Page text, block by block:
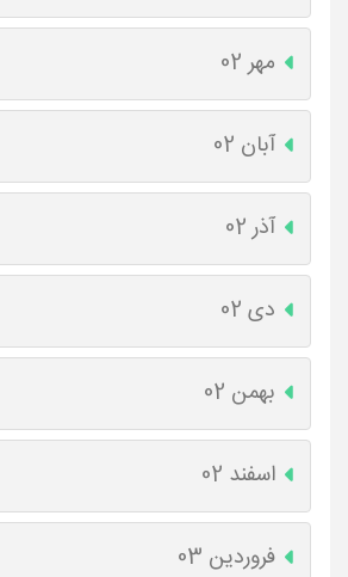
مهر 02
آبان 02
آذر 02
دی 02
بهمن 02
اسفند 02
فروردین 03